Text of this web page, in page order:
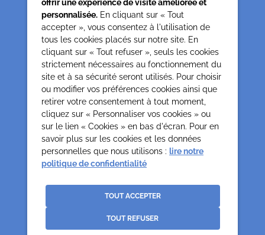
Siège associatif
62 rue de la glacière
75013 Paris
0142850804
contact@cesap.asso.fr
Cesap Formation
formation@cesap.asso.fr
01 53 20 68 58
Mentions Légales
personnelles
CréditsLa Jungle
offrir une expérience de visite améliorée et
personnalisée. En cliquant sur « Tout
accepter », vous consentez à l'utilisation de
tous les cookies placés sur notre site. En
cliquant sur « Tout refuser », seuls les cookies
strictement nécessaires au fonctionnement du
site et à sa sécurité seront utilisés. Pour choisir
ou modifier vos préférences cookies ainsi que
retirer votre consentement à tout moment,
cliquez sur « Personnaliser vos cookies » ou
sur le lien « Cookies » en bas d'écran. Pour en
savoir plus sur les cookies et les données
personnelles que nous utilisons : lire notre
politique de confidentialité
TOUT ACCEPTER
TOUT REFUSER